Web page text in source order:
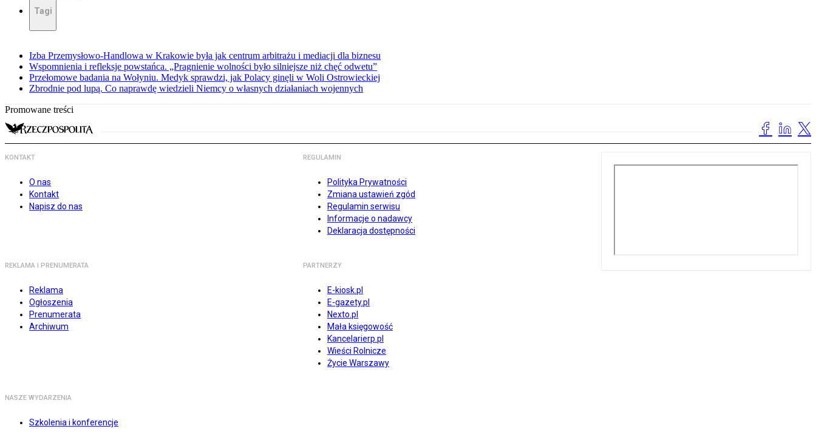
Tagi
Izba Przemysłowo-Handlowa w Krakowie była jak centrum arbitrażu i mediacji dla biznesu
Wspomnienia i refleksje powstańca. „Pragnienie wolności było silniejsze niż chęć odwetu”
Przełomowe badania na Wołyniu. Medyk sprawdzi, jak Polacy ginęli w Woli Ostrowieckiej
Zbrodnie pod lupą. Co naprawdę wiedzieli Niemcy o własnych działaniach wojennych
Promowane treści
KONTAKT
O nas
Kontakt
Napisz do nas
REGULAMIN
Polityka Prywatności
Zmiana ustawień zgód
Regulamin serwisu
Informacje o nadawcy
Deklaracja dostępności
REKLAMA I PRENUMERATA
Reklama
Ogłoszenia
Prenumerata
Archiwum
PARTNERZY
E-kiosk.pl
E-gazety.pl
Nexto.pl
Mała księgowość
Kancelarierp.pl
Wieści Rolnicze
Życie Warszawy
NASZE WYDARZENIA
Szkolenia i konferencje